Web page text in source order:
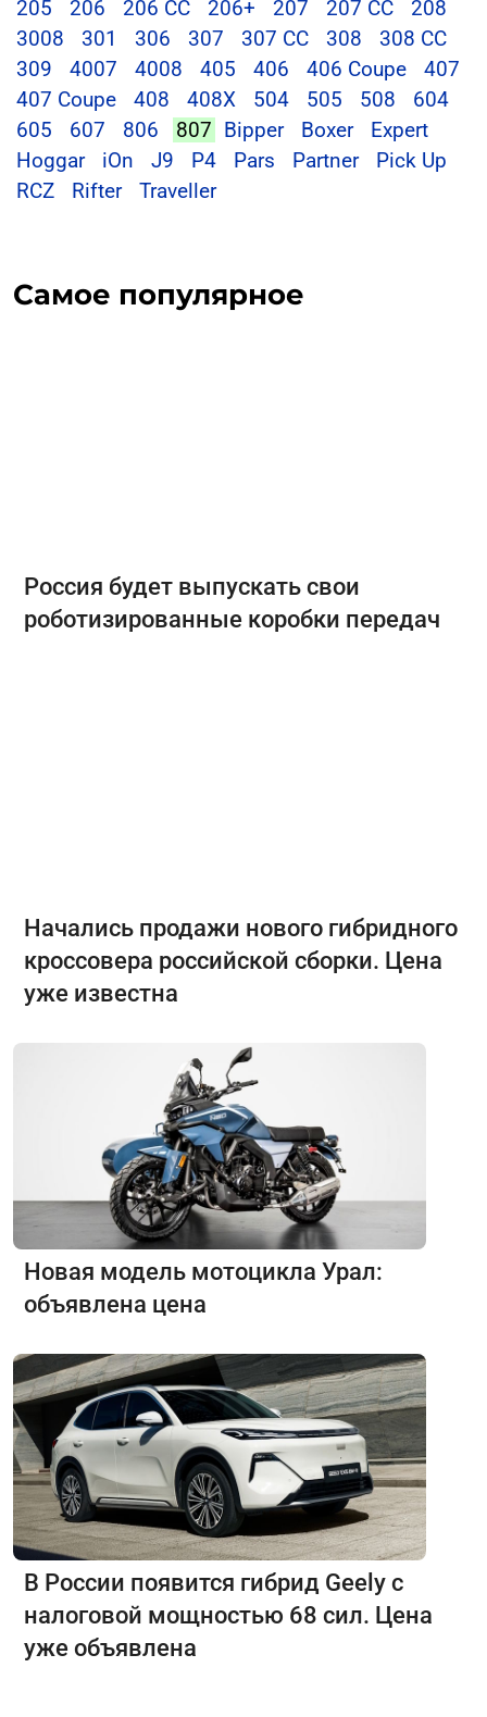
205
206 206 CC 206+ 207 207 CC
208
3008
301 306 307 307 CC 308
308 CC
309
4007 4008 405 406 406 Coupe
407
407 Coupe
408 408X 504 505 508
604
605
607 806 807 Bipper Boxer
Expert
Hoggar
iOn J9 P4 Pars Partner
Pick Up
RCZ
Rifter Traveller
Самое популярное
Россия будет выпускать свои
роботизированные коробки передач
Начались продажи нового гибридного
кроссовера российской сборки. Цена
уже известна
Новая модель мотоцикла Урал:
объявлена цена
В России появится гибрид Geely с
налоговой мощностью 68 сил. Цена
уже объявлена